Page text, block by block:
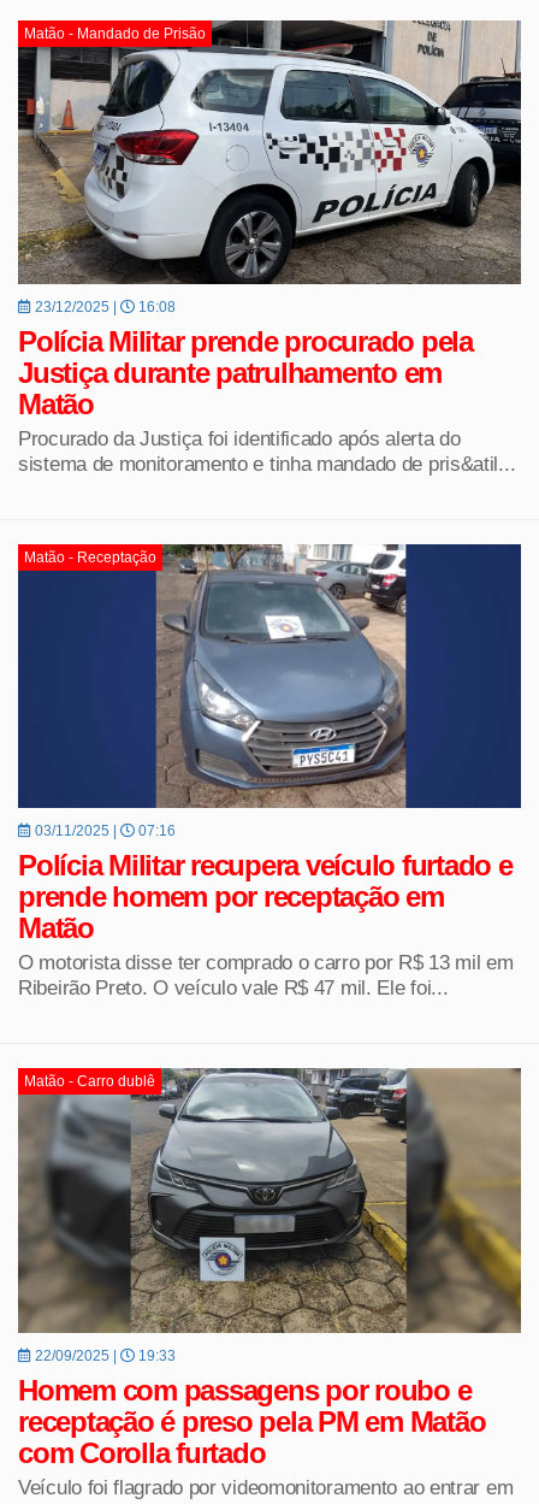
Matão - Mandado de Prisão
23/12/2025 | 16:08
Polícia Militar prende procurado pela
Justiça durante patrulhamento em
Matão
Procurado da Justiça foi identificado após alerta do
sistema de monitoramento e tinha mandado de pris&atil...
Matão - Receptação
03/11/2025 | 07:16
Polícia Militar recupera veículo furtado e
prende homem por receptação em
Matão
O motorista disse ter comprado o carro por R$ 13 mil em
Ribeirão Preto. O veículo vale R$ 47 mil. Ele foi...
Matão - Carro dublê
22/09/2025 | 19:33
Homem com passagens por roubo e
receptação é preso pela PM em Matão
com Corolla furtado
Veículo foi flagrado por videomonitoramento ao entrar em